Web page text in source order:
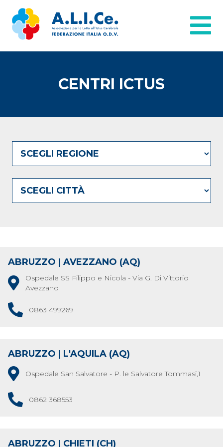
CENTRI ICTUS
ABRUZZO | AVEZZANO (AQ)
Ospedale SS Filippo e Nicola - Via G. Di Vittorio
Avezzano
0863 499269
ABRUZZO | L'AQUILA (AQ)
Ospedale San Salvatore - P. le Salvatore Tommasi,1
0862 368553
ABRUZZO | CHIETI (CH)